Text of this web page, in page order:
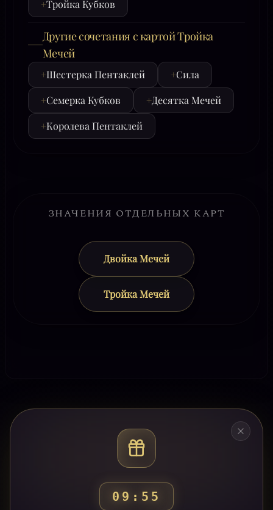
+Тройка Кубков
Другие сочетания с картой Тройка
Мечей
+Шестерка Пентаклей +Сила
+Семерка Кубков +Десятка Мечей
+Королева Пентаклей
ЗНАЧЕНИЯ ОТДЕЛЬНЫХ КАРТ
Двойка Мечей
Тройка Мечей
09:53